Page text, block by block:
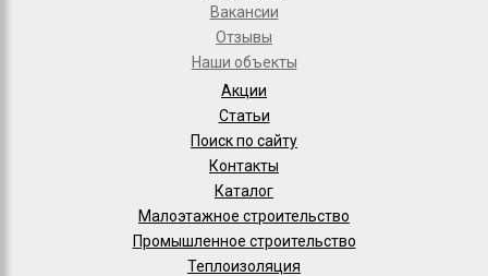
Вакансии
Отзывы
Наши объекты
Акции
Статьи
Поиск по сайту
Контакты
Каталог
Малоэтажное строительство
Промышленное строительство
Теплоизоляция